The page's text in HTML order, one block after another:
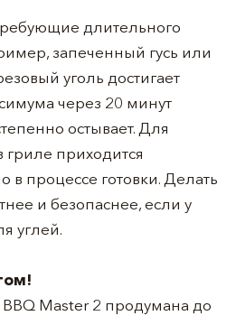
длительного
запеченный гусь или
уголь достигает
через 20 минут
остывает. Для
приходится
в процессе готовки. Делать
и безопаснее, если у
углей.
BBQ Master 2 продумана до